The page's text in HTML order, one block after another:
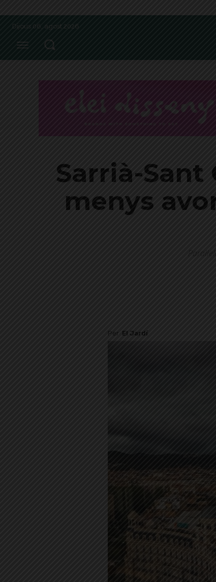
Dijous 06, agost 2026
Sarrià-
menys
Per El Jardí